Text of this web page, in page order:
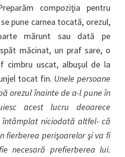
compoziţia pentru
pune carnea tocată, orezul,
mărunt sau dată pe
măcinat, un praf sare, o
cimbru uscat, albuşul de la
tocat fin. Unele persoane
orezul înainte de a-l pune în
acest lucru deoarece
întâmplat niciodată altfel- că
fierberea perişoarelor şi va fi
necesară prefierberea lui.